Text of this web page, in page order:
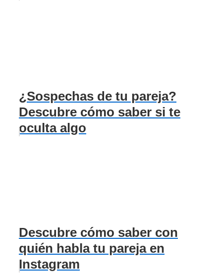
¿Sospechas de tu pareja?
Descubre cómo saber si te
oculta algo
Descubre cómo saber con
quién habla tu pareja en
Instagram